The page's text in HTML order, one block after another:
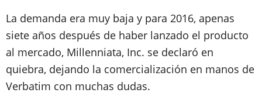
La demanda era muy baja y para 2016, apenas
siete años después de haber lanzado el producto
al mercado, Millenniata, Inc. se declaró en
quiebra, dejando la comercialización en manos de
Verbatim con muchas dudas.